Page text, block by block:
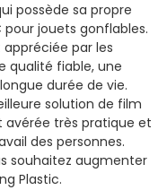
possède sa propre
jouets gonflables.
par les
qualité fiable, une
durée de vie.
solution de film
avérée très pratique et
des personnes.
souhaitez augmenter
Plastic.